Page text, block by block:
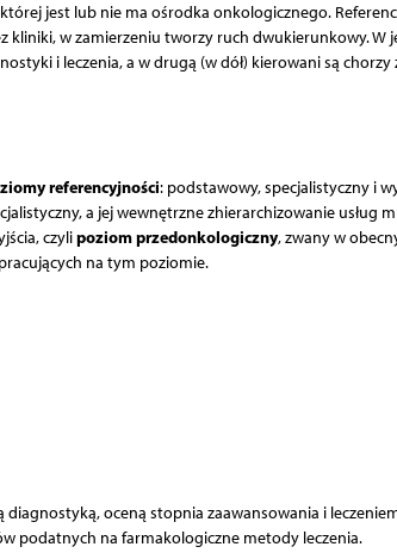
jest lub nie ma ośrodka onkologicznego.
kliniki, w zamierzeniu tworzy ruch dwukierunkowy. W
i leczenia, a w drugą (w dół) kierowani są
referencyjności: podstawowy, specjalistyczny i
a jej wewnętrzne zhierarchizowanie usług
czylipoziom przedonkologiczny, zwany w
na tym poziomie.
oceną stopnia zaawansowania i
podatnych na farmakologiczne metody leczenia.